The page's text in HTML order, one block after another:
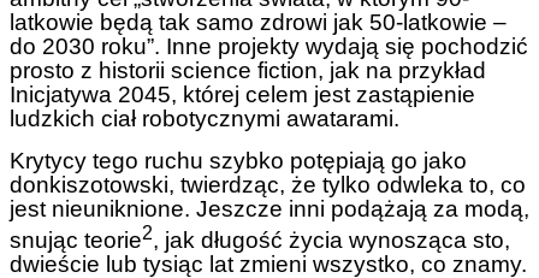
latkowie będą tak samo zdrowi jak 50-latkowie –
do 2030 roku”. Inne projekty wydają się pochodzić
prosto z historii science fiction, jak na przykład
Inicjatywa 2045, której celem jest zastąpienie
ludzkich ciał robotycznymi awatarami.
Krytycy tego ruchu szybko potępiają go jako
donkiszotowski, twierdząc, że tylko odwleka to, co
jest nieuniknione. Jeszcze inni podążają za modą,
snując teorie2, jak długość życia wynosząca sto,
dwieście lub tysiąc lat zmieni wszystko, co znamy.